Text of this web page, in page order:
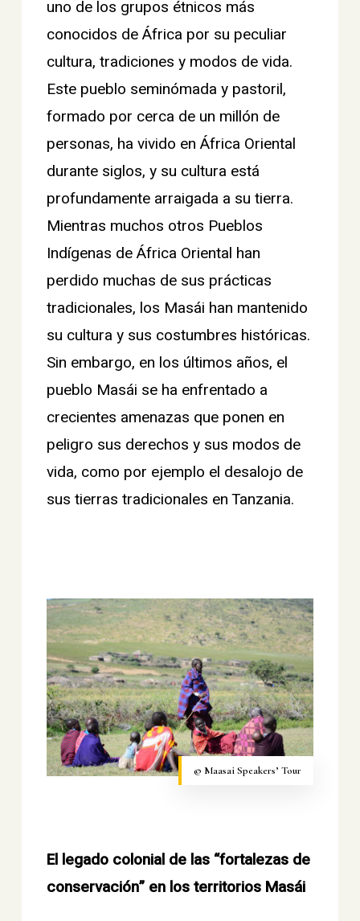
uno de los grupos étnicos más
conocidos de África por su peculiar
cultura, tradiciones y modos de vida.
Este pueblo seminómada y pastoril,
formado por cerca de un millón de
personas, ha vivido en África Oriental
durante siglos, y su cultura está
profundamente arraigada a su tierra.
Mientras muchos otros Pueblos
Indígenas de África Oriental han
perdido muchas de sus prácticas
tradicionales, los Masái han mantenido
su cultura y sus costumbres históricas.
Sin embargo, en los últimos años, el
pueblo Masái se ha enfrentado a
crecientes amenazas que ponen en
peligro sus derechos y sus modos de
vida, como por ejemplo el desalojo de
sus tierras tradicionales en Tanzania.
© Maasai Speakers’ Tour
El legado colonial de las “fortalezas de
conservación” en los territorios Masái